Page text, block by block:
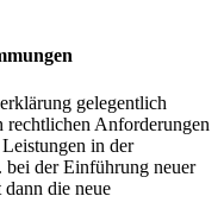
gelegentlich
rechtlichen Anforderungen
in der
bei der Einführung neuer
die neue